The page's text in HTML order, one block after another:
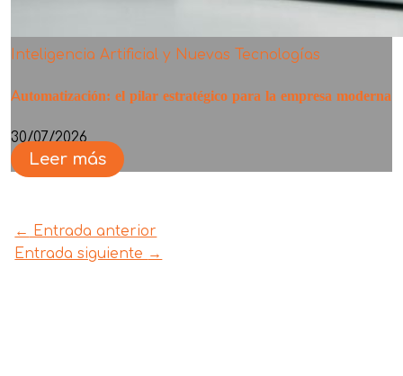
Inteligencia Artificial y Nuevas Tecnologías
Automatización: el pilar estratégico para la empresa moderna
30/07/2026
Leer más
←
Entrada anterior
Entrada siguiente →